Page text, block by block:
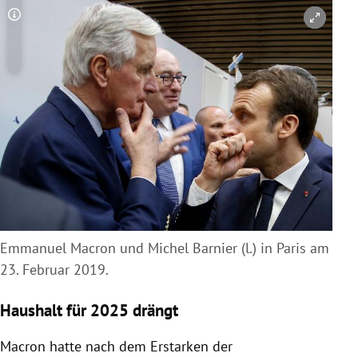
Copyright-Hinweis öffnen/schließen
Emmanuel Macron und Michel Barnier (l.) in Paris am
23. Februar 2019.
Haushalt für 2025 drängt
Macron hatte nach dem Erstarken der